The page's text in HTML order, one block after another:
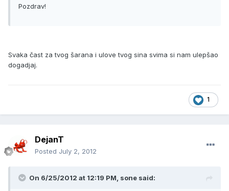
Pozdrav!
Svaka čast za tvog šarana i ulove tvog sina svima si nam ulepšao
dogadjaj.
1
DejanT
Posted July 2, 2012
On 6/25/2012 at 12:19 PM, sone said: